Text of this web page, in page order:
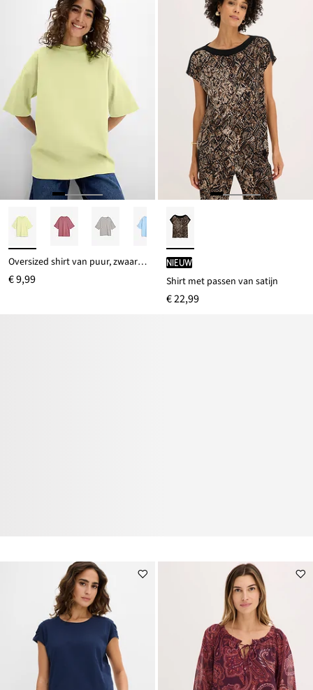
Oversized shirt van puur, zwaar biologisch katoen
€ 9,99
Nieuw
Shirt met passen van satijn
€ 22,99